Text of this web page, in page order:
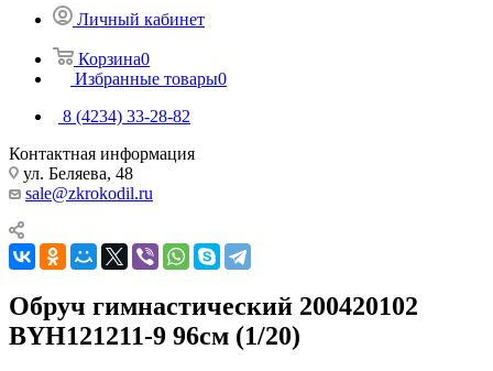
Личный кабинет
Корзина0
Избранные товары0
8 (4234) 33-28-82
Контактная информация
ул. Беляева, 48
sale@zkrokodil.ru
Обруч гимнастический 200420102
BYH121211-9 96см (1/20)